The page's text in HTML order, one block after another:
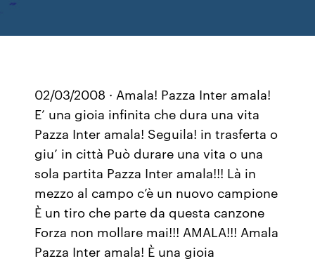
02/03/2008 · Amala! Pazza Inter amala!
E’ una gioia infinita che dura una vita
Pazza Inter amala! Seguila! in trasferta o
giu’ in città Può durare una vita o una
sola partita Pazza Inter amala!!! Là in
mezzo al campo c’è un nuovo campione
È un tiro che parte da questa canzone
Forza non mollare mai!!! AMALA!!! Amala
Pazza Inter amala! È una gioia